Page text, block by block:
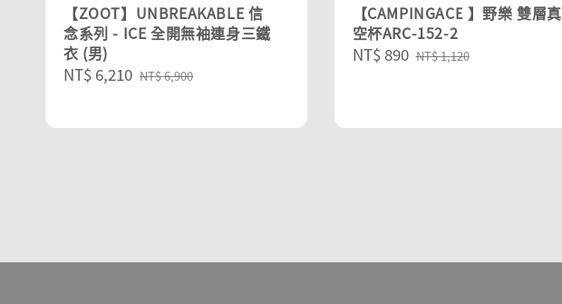
【ZOOT】UNBREAKABLE 信
念系列 - ICE 全開無袖連身三鐵
衣 (男)
Sale
NT$ 6,210 Regular
NT$ 6,900
【CAMPINGACE 】野樂 雙層真
空杯ARC-152-2
Sale
NT$ 890 Regular
NT$ 1,120